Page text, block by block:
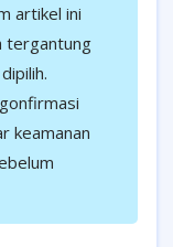
artikel ini
tergantung
keamanan